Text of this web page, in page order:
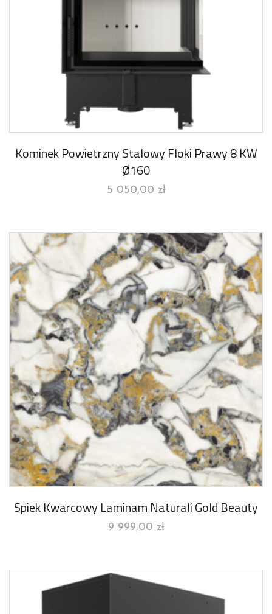
Kominek Powietrzny Stalowy Floki Prawy 8 KW
Ø160
5 050,00 zł
Spiek Kwarcowy Laminam Naturali Gold Beauty
9 999,00 zł